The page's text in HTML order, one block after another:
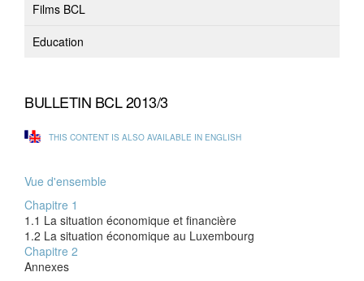
Films BCL
Education
BULLETIN BCL 2013/3
THIS CONTENT IS ALSO AVAILABLE IN ENGLISH
Vue d'ensemble
Chapitre 1
1.1 La situation économique et financière
1.2 La situation économique au Luxembourg
Chapitre 2
Annexes